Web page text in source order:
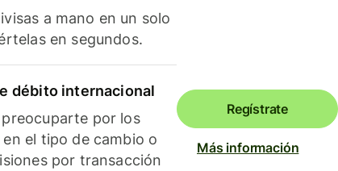
a mano en un solo
en segundos.
débito internacional
por los
el tipo de cambio o
por transacción
Regístrate
Más información